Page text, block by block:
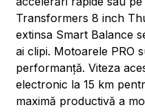
Transformers 8 inch
extinsa Smart Balance
ai clipi. Motoarele PRO
performanță. Viteza
electronic la 15 km
maximă productivă a